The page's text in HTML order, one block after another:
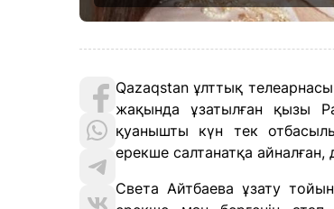
Qazaqstan ұлттық
жақында ұзатылған қызы
қуанышты күн тек
ерекше салтанатқа айналған,
Света Айтбаева ұзату